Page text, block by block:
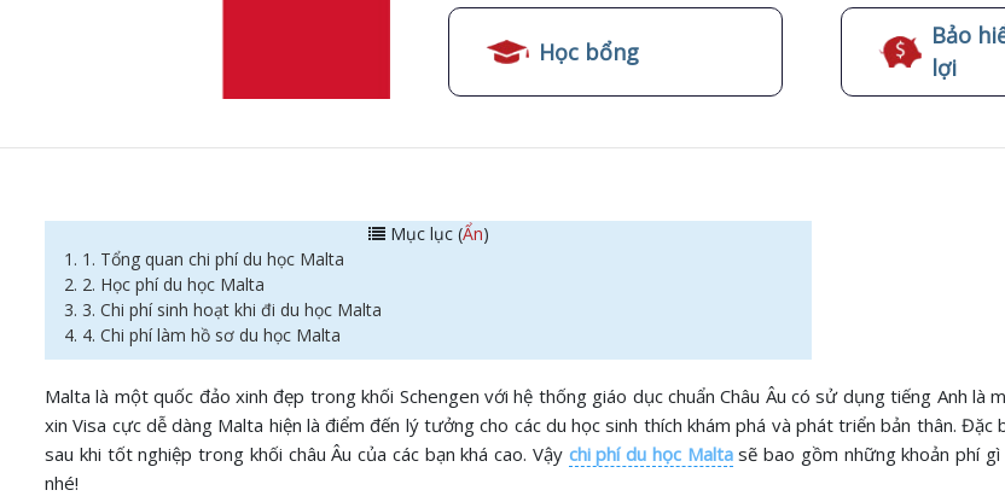
Học bổng
Bảo
lợi
Mục lục (Ẩn)
1. 1. Tổng quan chi phí du học Malta
2. 2. Học phí du học Malta
3. 3. Chi phí sinh hoạt khi đi du học Malta
4. 4. Chi phí làm hồ sơ du học Malta
Malta là một quốc đảo xinh đẹp trong khối Schengen với hệ thống giáo dục chuẩn Châu Âu có sử dụng tiếng Anh
xin Visa cực dễ dàng Malta hiện là điểm đến lý tưởng cho các du học sinh thích khám phá và phát triển bản thân.
sau khi tốt nghiệp trong khối châu Âu của các bạn khá cao. Vậy chi phí du học Maltasẽ bao gồm những khoản phí gì
nhé!